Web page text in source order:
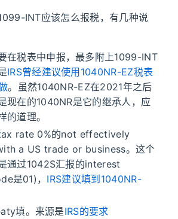
INT应该怎么报税，有几种说
在税表中申报，最多附上1099-INT
IRS曾经建议使用1040NR-EZ税表
。虽然1040NR-EZ在2021年之后
现在的1040NR是它的继承人，应
的道理。
rate 0%的not effectively
a US trade or business。这个
通过1042S汇报的interest
是01)， IRS建议填到1040NR-
填。来源是IRS的要求